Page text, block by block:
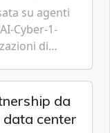
su agenti
Cyber-1-
di
da
center